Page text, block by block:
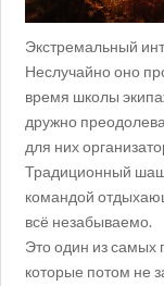
Экстремальный
Неслучайно оно
время школы
дружно
для них
Традиционный
командой
всё незабываемо.
Это один из
которые потом не